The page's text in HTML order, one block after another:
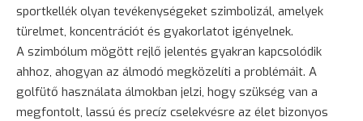
sportkellék olyan tevékenységeket szimbolizál, amelyek
türelmet, koncentrációt és gyakorlatot igényelnek.
A szimbólum mögött rejlő jelentés gyakran kapcsolódik
ahhoz, ahogyan az álmodó megközelíti a problémáit. A
golfütő használata álmokban jelzi, hogy szükség van a
megfontolt, lassú és precíz cselekvésre az élet bizonyos